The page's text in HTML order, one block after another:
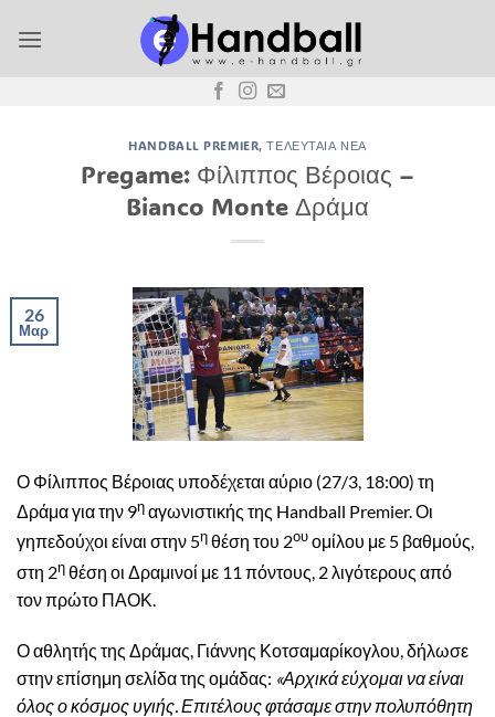
στο
HANDBALL PREMIER,ΤΕΛΕΥΤΑΊΑ ΝΈΑ
Pregame: Φίλιππος Βέροιας –
Bianco Monte Δράμα
26
Μαρ
Ο Φίλιππος Βέροιας υποδέχεται αύριο (27/3, 18:00) τη
Δράμα για την 9ηαγωνιστικής της Handball Premier. Οι
γηπεδούχοι είναι στην 5ηθέση του 2ουομίλου με 5 βαθμούς,
στη 2ηθέση οι Δραμινοί με 11 πόντους, 2 λιγότερους από
τον πρώτο ΠΑΟΚ.
Ο αθλητής της Δράμας, Γιάννης Κοτσαμαρίκογλου, δήλωσε
στην επίσημη σελίδα της ομάδας: «Αρχικά εύχομαι να είναι
όλος ο κόσμος υγιής. Επιτέλους φτάσαμε στην πολυπόθητη